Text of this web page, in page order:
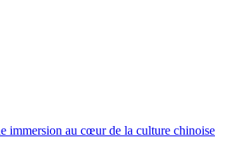
immersion au cœur de la culture chinoise